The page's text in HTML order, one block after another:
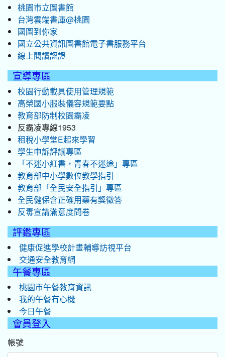
桃園市立圖書館
台灣雲端書庫@桃園
國圖到你家
國立公共資訊圖書館電子書服務平台
線上閱讀認證
宣導專區
校園行動載具使用管理規範
高榮國小服裝儀容規範要點
教育部防制校園霸凌
反霸凌專線1953
租稅小學堂E起來學習
學生申訴評議專區
「不迷小紅書，青春不迷途」專區
教育部中小學數位教學指引
教育部「全民安全指引」專區
全民健保含正確用藥有獎徵答
反毒宣講滿意度問卷
評鑑專區
健康促進學校計畫輔導訪視平台
交通安全教育網
午餐專區
桃園市午餐教育資訊
我的午餐有心機
今日午餐
會員登入
帳號